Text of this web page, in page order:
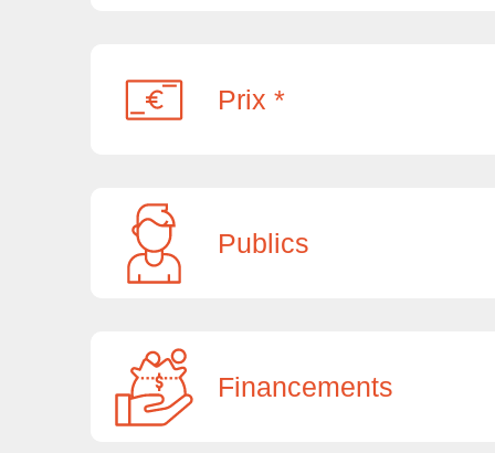
Prix *
Publics
Financements